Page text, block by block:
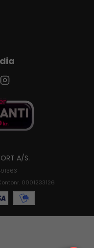
A/S.
0001233126